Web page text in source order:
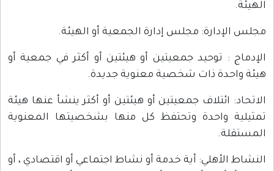
الهيئة.
مجلس الإدارة: مجلس إدارة الجمعية أو الهيئة.
الإدماج : توحيد جمعيتين أو هيئتين أو أكثر في جمعية أو
هيئة واحدة ذات شخصية معنوية جديدة.
الاتحاد: ائتلاف جمعيتين أو هيئتين أو أكثر ينشأ عنها هيئة
تمثيلية واحدة وتحتفظ كل منها بشخصيتها المعنوية
المستقلة.
النشاط الأهلي: أية خدمة أو نشاط اجتماعي أو اقتصادي ، أو